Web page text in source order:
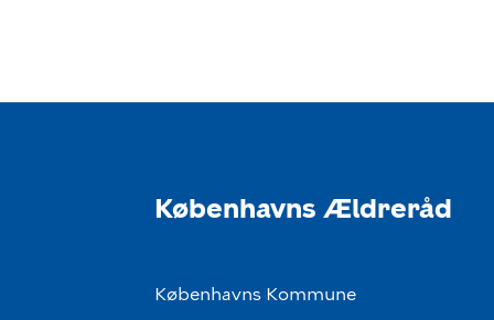
Københavns Ældreråd
Københavns Kommune